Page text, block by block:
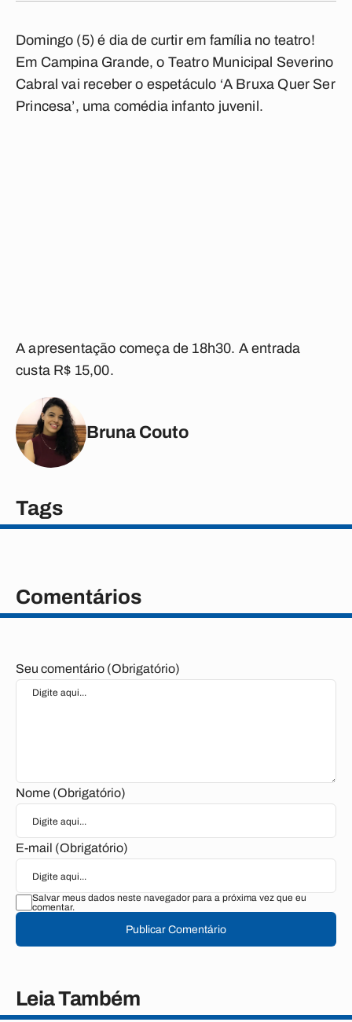
Domingo (5) é dia de curtir em família no teatro!
Em Campina Grande, o Teatro Municipal Severino
Cabral vai receber o espetáculo ‘A Bruxa Quer Ser
Princesa’, uma comédia infanto juvenil.
A apresentação começa de 18h30. A entrada
custa R$ 15,00.
Bruna Couto
Tags
Comentários
Seu comentário (Obrigatório)
Nome (Obrigatório)
E-mail (Obrigatório)
Salvar meus dados neste navegador para a próxima vez que eu
comentar.
Publicar Comentário
Leia Também